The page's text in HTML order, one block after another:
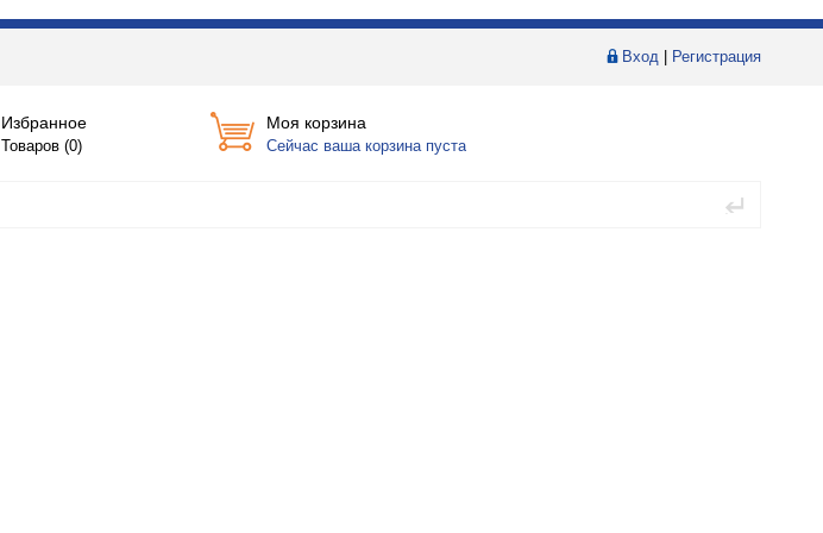
Вход Регистрация
Избранное
Товаров (0)
Моя корзина
Сейчас ваша корзина пуста